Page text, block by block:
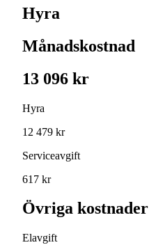
Hyra
Månadskostnad
13 096 kr
Hyra
12 479 kr
Serviceavgift
617 kr
Övriga kostnader
Elavgift